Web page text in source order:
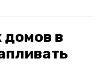
домов в